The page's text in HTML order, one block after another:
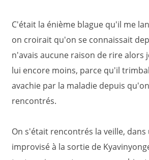
C'était la énième blague qu'il me
on croirait qu'on se connaissait
n'avais aucune raison de rire alors
lui encore moins, parce qu'il
avachie par la maladie depuis
rencontrés.
On s'était rencontrés la veille, dans
improvisé à la sortie de